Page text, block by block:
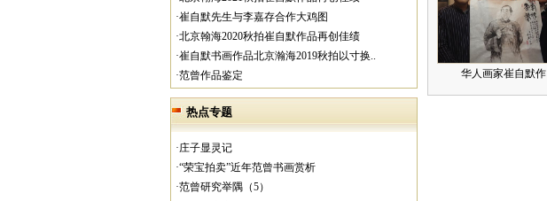
·崔自默先生与李嘉存合作大鸡图
·北京翰海2020秋拍崔自默作品再创佳绩
·崔自默书画作品北京瀚海2019秋拍以寸换..
·范曾作品鉴定
热点专题
·庄子显灵记
·“荣宝拍卖”近年范曾书画赏析
·范曾研究举隅（5）
华人画家崔自默作